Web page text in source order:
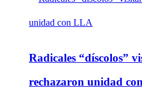
Radicales “díscolos”
rechazaron unidad